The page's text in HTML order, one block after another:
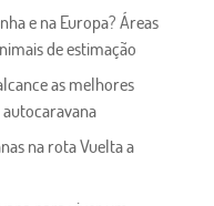
e na Europa? Áreas
de estimação
as melhores
na rota Vuelta a